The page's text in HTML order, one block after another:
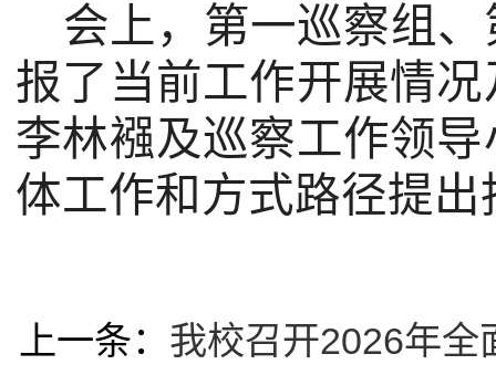
会上，第一巡察组
报了当前工作开展情
李林襁及巡察工作领
体工作和方式路径提出
上一条： 我校召开2026年全